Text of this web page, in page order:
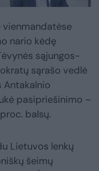
nario kėdę
sąjungos-
sąrašo vedlė
Antakalnio
pasipriešinimo –
balsų.
Lietuvos lenkų
šeimų